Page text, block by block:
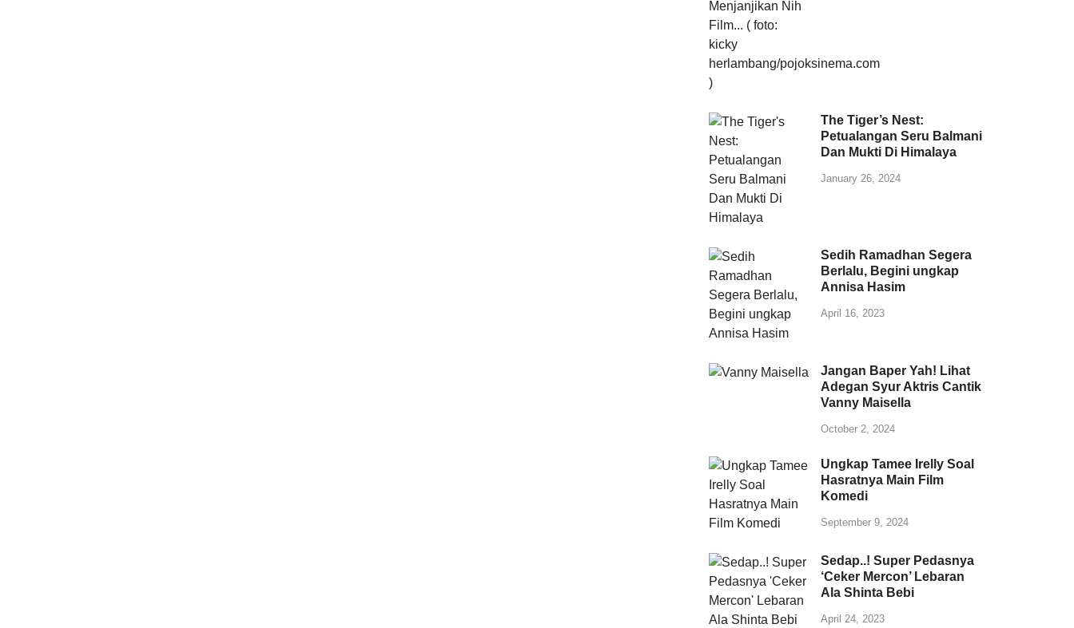
The Tiger’s Nest:
Petualangan Seru Balmani
Dan Mukti Di Himalaya
January 26, 2024
Sedih Ramadhan Segera
Berlalu, Begini ungkap
Annisa Hasim
April 16, 2023
Jangan Baper Yah! Lihat
Adegan Syur Aktris Cantik
Vanny Maisella
October 2, 2024
Ungkap Tamee Irelly Soal
Hasratnya Main Film
Komedi
September 9, 2024
Sedap..! Super Pedasnya
‘Ceker Mercon’ Lebaran
Ala Shinta Bebi
April 24, 2023